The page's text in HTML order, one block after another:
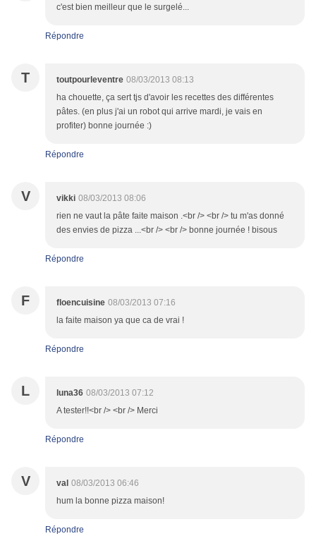
c'est bien meilleur que le surgelé...
Répondre
T toutpourleventre 08/03/2013 08:13
ha chouette, ça sert tjs d'avoir les recettes des différentes
pâtes. (en plus j'ai un robot qui arrive mardi, je vais en
profiter) bonne journée :)
Répondre
V vikki 08/03/2013 08:06
rien ne vaut la pâte faite maison .<br /> <br /> tu m'as donné
des envies de pizza ...<br /> <br /> bonne journée ! bisous
Répondre
F floencuisine 08/03/2013 07:16
la faite maison ya que ca de vrai !
Répondre
L luna36 08/03/2013 07:12
A tester!!<br /> <br /> Merci
Répondre
V val 08/03/2013 06:46
hum la bonne pizza maison!
Répondre